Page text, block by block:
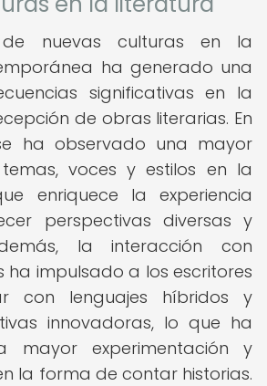
nuevas culturas en la
ha generado una
significativas en la
de obras literarias. En
ha observado una mayor
voces y estilos en la
enriquece la experiencia
perspectivas diversas y
la interacción con
ha impulsado a los escritores
con lenguajes híbridos y
innovadoras, lo que ha
mayor experimentación y
la forma de contar historias.